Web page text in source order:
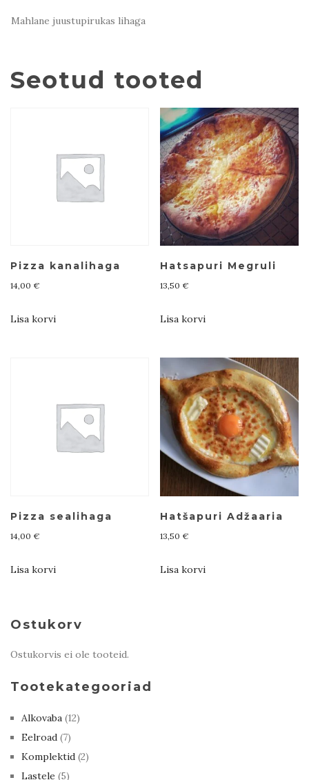
Mahlane juustupirukas lihaga
Seotud tooted
Pizza kanalihaga
14,00 €
Lisa korvi
Hatsapuri Megruli
13,50 €
Lisa korvi
Pizza sealihaga
14,00 €
Lisa korvi
Hatšapuri Adžaaria
13,50 €
Lisa korvi
Ostukorv
Ostukorvis ei ole tooteid.
Tootekategooriad
Alkovaba (12)
Eelroad (7)
Komplektid (2)
Lastele (5)